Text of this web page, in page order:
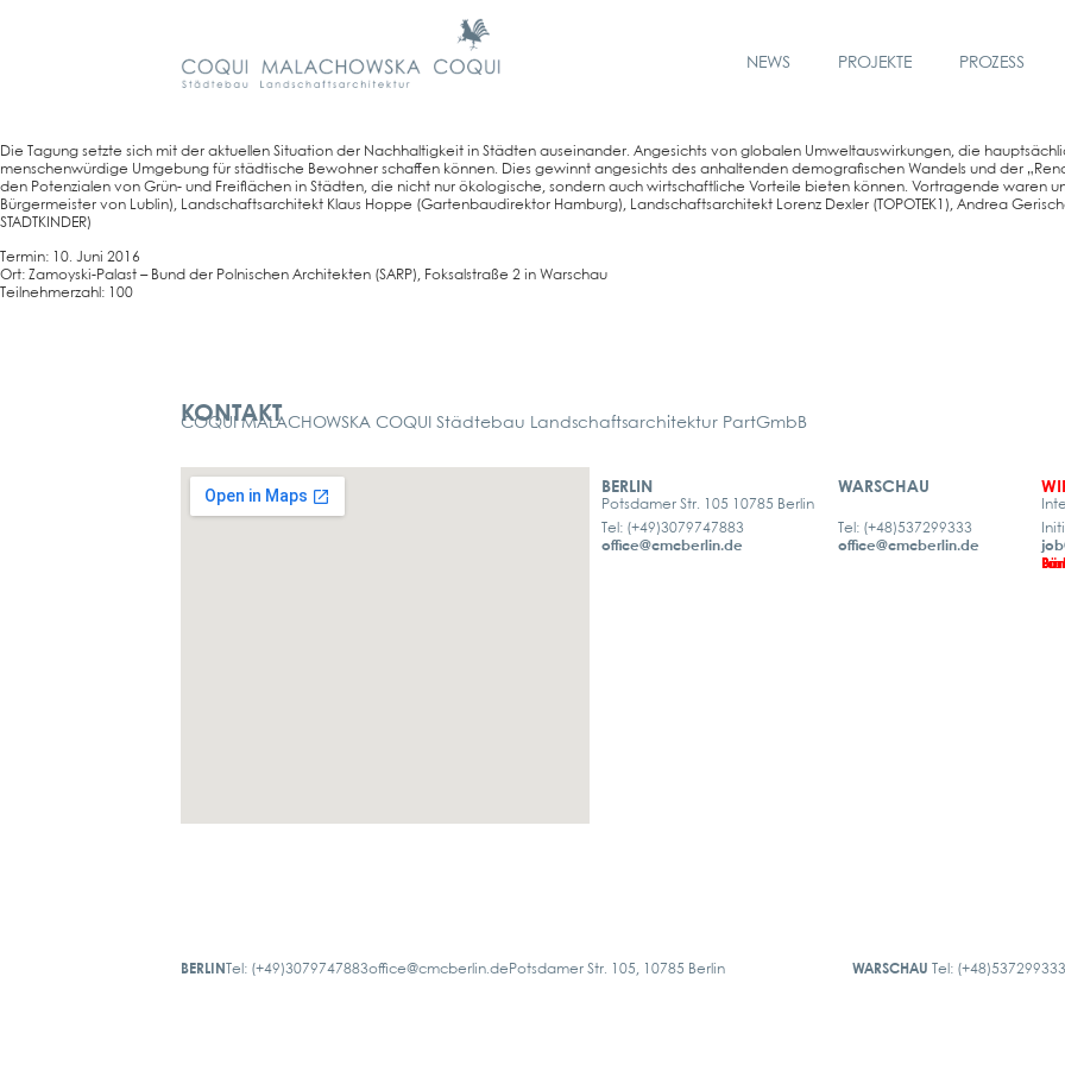
NEWS PROJEKTE PROZESS
Die Tagung setz­te sich mit der aktu­el­len Situa­ti­on der Nach­hal­tig­keit in Städ­ten aus­ein­an­der. Ange­sichts von glo­ba­len Umwelt­aus­wir­kun­gen, die
men­schen­wür­di­ge Umge­bung für städ­ti­sche Bewoh­ner schaf­fen kön­nen. Dies gewinnt ange­sichts des anhal­ten­den demo­gra­fi­schen Wan­dels und der
den Poten­zia­len von Grün- und Frei­flä­chen in Städ­ten, die nicht nur öko­lo­gi­sche, son­dern auch wirt­schaft­li­che Vor­tei­le bie­ten kön­nen. Vor­tra­gen­de waren
Bür­ger­meis­ter von Lub­lin), Land­schafts­ar­chi­tekt Klaus Hop­pe (Gar­ten­bau­di­rek­tor Ham­burg), Land­schafts­ar­chi­tekt Lorenz Dex­ler (TOPOTEK1), Andrea
STADT­KIN­DER)
Ter­min: 10. Juni 2016
Ort: Zamoy­ski-Palast – Bund der Pol­ni­schen Archi­tek­ten (SARP), Foksal­stra­ße 2 in War­schau
Teil­neh­mer­zahl: 100
KONTAKT
COQUI MALACHOWSKA COQUI Städtebau Landschaftsarchitektur PartGmbB
BERLIN
Potsdamer Str. 105 10785 Berlin
Tel: (+49)3079747883
office@cmcberlin.de
WARSCHAU
Tel: (+48)537299333
office@cmcberlin.de
BERLIN Tel: (+49)3079747883office@cmcberlin.de Potsdamer Str. 105, 10785 Berlin WARSCHAU Tel: (+48)537299333